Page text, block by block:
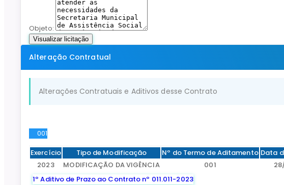
Objeto:
Visualizar licitação
Alteração Contratual
Alterações Contratuais e Aditivos desse Contrato
001
Exercício
Tipo de Modificação Nº do Termo de Aditamento Data
2023
MODIFICAÇÃO DA VIGÊNCIA 001
1º Aditivo de Prazo ao Contrato nº 011.011-2023